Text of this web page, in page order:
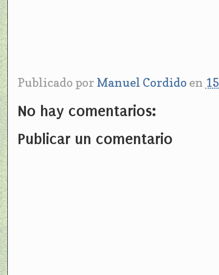
Publicado por Manuel Cordido en
No hay comentarios:
Publicar un comentario